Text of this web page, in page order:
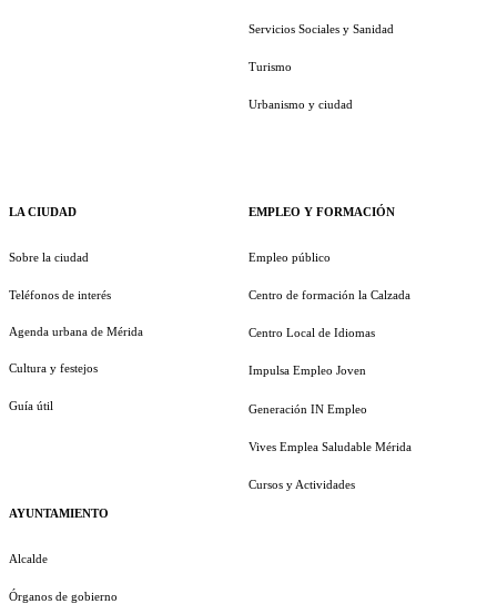
LA CIUDAD
Sobre la ciudad
Teléfonos de interés
Agenda urbana de Mérida
Cultura y festejos
Guía útil
AYUNTAMIENTO
Alcalde
Órganos de gobierno
Servicios Sociales y Sanidad
Turismo
Urbanismo y ciudad
EMPLEO Y FORMACIÓN
Empleo público
Centro de formación la Calzada
Centro Local de Idiomas
Impulsa Empleo Joven
Generación IN Empleo
Vives Emplea Saludable Mérida
Cursos y Actividades